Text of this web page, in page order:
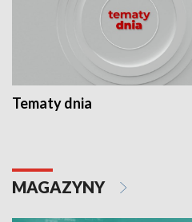
Tematy dnia
MAGAZYNY